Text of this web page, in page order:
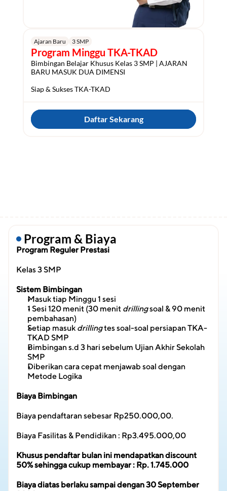
Ajaran Baru 3 SMP
Program Minggu TKA-TKAD
Bimbingan Belajar Khusus Kelas 3 SMP | AJARAN
BARU MASUK DUA DIMENSI
Siap & Sukses TKA-TKAD
Daftar Sekarang
Program & Biaya
Program Reguler Prestasi
Kelas 3 SMP
Sistem Bimbingan
Masuk tiap Minggu 1 sesi
1 Sesi 120 menit (30 menit drilling soal & 90 menit
pembahasan)
Setiap masuk drilling tes soal-soal persiapan TKA-
TKAD SMP
Bimbingan s.d 3 hari sebelum Ujian Akhir Sekolah
SMP
Diberikan cara cepat menjawab soal dengan
Metode Logika
Biaya Bimbingan
Biaya pendaftaran sebesar Rp250.000,00.
Biaya Fasilitas & Pendidikan : Rp3.495.000,00
Khusus pendaftar bulan ini mendapatkan discount
50% sehingga cukup membayar : Rp. 1.745.000
Biaya diatas berlaku sampai dengan 30 September